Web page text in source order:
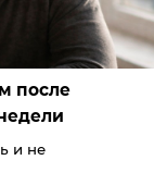
после
и не